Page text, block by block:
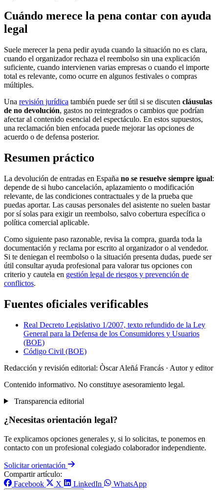
Cuándo merece la pena contar con ayuda
legal
Suele merecer la pena pedir ayuda cuando la situación no es clara,
cuando el organizador rechaza el reembolso sin una explicación
suficiente, cuando intervienen varias empresas o cuando el importe
total es relevante, como ocurre en algunos festivales o compras
múltiples.
Una revisión jurídica también puede ser útil si se discuten cláusulas
de no devolución, gastos no reintegrados o cambios que podrían
afectar al contenido esencial del espectáculo. En estos supuestos,
una reclamación bien enfocada puede mejorar las opciones de
acuerdo o de defensa posterior.
Resumen práctico
La devolución de entradas en España no se resuelve siempre igual:
depende de si hubo cancelación, aplazamiento o modificación
relevante, de las condiciones contractuales y de la prueba que
puedas aportar. Las causas personales del asistente no suelen bastar
por sí solas para exigir un reembolso, salvo cobertura específica o
política comercial aplicable.
Como siguiente paso razonable, revisa la compra, guarda toda la
documentación y reclama por escrito al organizador o al vendedor.
Si te deniegan el reembolso o la situación presenta dudas, puede ser
útil consultar ayuda profesional para valorar tus opciones con
criterio y cautela en gestión legal de riesgos y prevención de
conflictos.
Fuentes oficiales verificables
Real Decreto Legislativo 1/2007, texto refundido de la Ley
General para la Defensa de los Consumidores y Usuarios
(BOE)
Código Civil (BOE)
Redacción y revisión editorial: Òscar Aleñá Francás · Autor y editor
Contenido informativo. No constituye asesoramiento legal.
Transparencia editorial
¿Necesitas orientación legal?
Te explicamos opciones generales y, si lo solicitas, te ponemos en
contacto con un profesional colegiado colaborador independiente.
Solicitar orientación
Compartir artículo:
Facebook
X LinkedIn WhatsApp